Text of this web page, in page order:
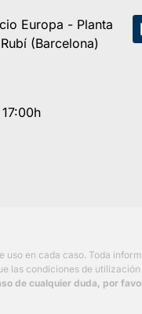
Europa - Planta
(Barcelona)
en cada caso. Toda
condiciones de utilización
de cualquier duda, por